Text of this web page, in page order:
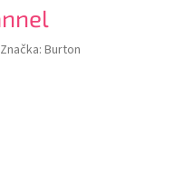
Značka: Burton